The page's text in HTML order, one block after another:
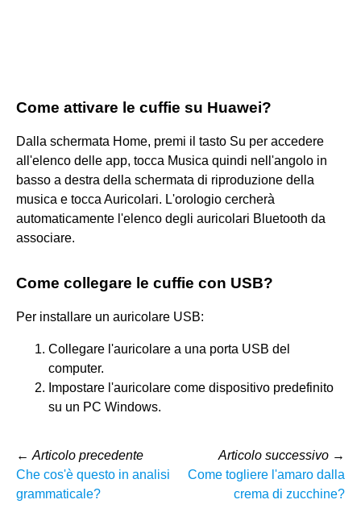
Come attivare le cuffie su Huawei?
Dalla schermata Home, premi il tasto Su per accedere
all'elenco delle app, tocca Musica quindi nell'angolo in
basso a destra della schermata di riproduzione della
musica e tocca Auricolari. L'orologio cercherà
automaticamente l'elenco degli auricolari Bluetooth da
associare.
Come collegare le cuffie con USB?
Per installare un auricolare USB:
Collegare l'auricolare a una porta USB del
computer.
Impostare l'auricolare come dispositivo predefinito
su un PC Windows.
← Articolo precedente
Che cos'è questo in analisi
grammaticale?
Articolo successivo →
Come togliere l'amaro dalla
crema di zucchine?